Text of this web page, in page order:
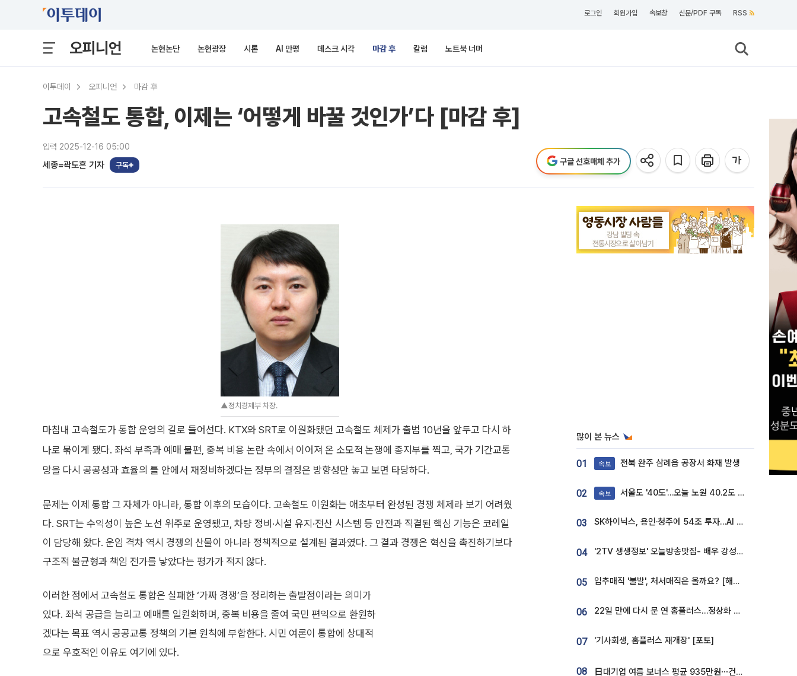
로그인 회원가입 속보창 신문/PDF 구독 RSS
오피니언 논현논단 논현광장 시론 AI 만평 데스크 시각 마감 후 칼럼 노트북 너머
이투데이 오피니언 마감 후
고속철도 통합, 이제는 ‘어떻게 바꿀 것인가’다 [마감 후]
입력 2025-12-16 05:00
세종=곽도흔 기자 구독 구글 선호매체 추가
▲정치경제부 차장.
마침내 고속철도가 통합 운영의 길로 들어선다. KTX와 SRT로 이원화됐던 고속철도 체제가 출범 10년을 앞두고 다시 하
나로 묶이게 됐다. 좌석 부족과 예매 불편, 중복 비용 논란 속에서 이어져 온 소모적 논쟁에 종지부를 찍고, 국가 기간교통
망을 다시 공공성과 효율의 틀 안에서 재정비하겠다는 정부의 결정은 방향성만 놓고 보면 타당하다.
문제는 이제 통합 그 자체가 아니라, 통합 이후의 모습이다. 고속철도 이원화는 애초부터 완성된 경쟁 체제라 보기 어려웠
다. SRT는 수익성이 높은 노선 위주로 운영됐고, 차량 정비·시설 유지·전산 시스템 등 안전과 직결된 핵심 기능은 코레일
이 담당해 왔다. 운임 격차 역시 경쟁의 산물이 아니라 정책적으로 설계된 결과였다. 그 결과 경쟁은 혁신을 촉진하기보다
구조적 불균형과 책임 전가를 낳았다는 평가가 적지 않다.
이러한 점에서 고속철도 통합은 실패한 ‘가짜 경쟁’을 정리하는 출발점이라는 의미가
있다. 좌석 공급을 늘리고 예매를 일원화하며, 중복 비용을 줄여 국민 편익으로 환원하
겠다는 목표 역시 공공교통 정책의 기본 원칙에 부합한다. 시민 여론이 통합에 상대적
으로 우호적인 이유도 여기에 있다.
많이 본 뉴스
01 속보 전북 완주 삼례읍 공장서 화재 발생
02 속보 서울도 '40도'…오늘 노원 40.2도 기록
03 SK하이닉스, 용인·청주에 54조 투자…AI 메모리 생산기지 키운다
04 '2TV 생생정보' 오늘방송맛집- 배우 강성진 단골! 쌀국수ㆍ푸팟퐁 커리 맛집 '블○○○'
05 입추매직 '불발', 처서매직은 올까요? [해시태그]
06 22일 만에 다시 문 연 홈플러스…정상화 바쁜데 재고 없어 ‘발동동’[가보니]
07 '기사회생, 홈플러스 재개장' [포토]
08 日대기업 여름 보너스 평균 935만원⋯건설회사 1800만 넘어